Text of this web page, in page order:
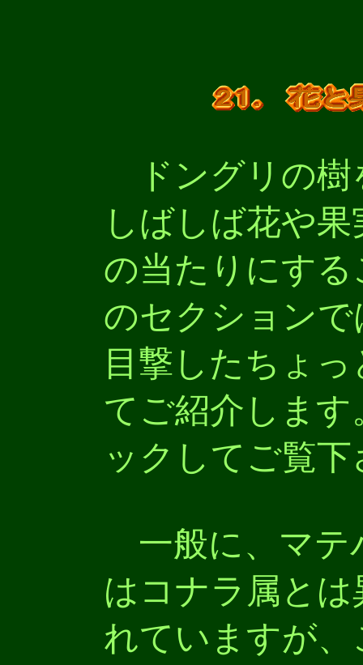
ドングリの樹
しばしば花や
の当たりにす
のセクション
目撃したちょ
てご紹介しま
ックしてご覧下
一般に、マテ
はコナラ属と
れていますが